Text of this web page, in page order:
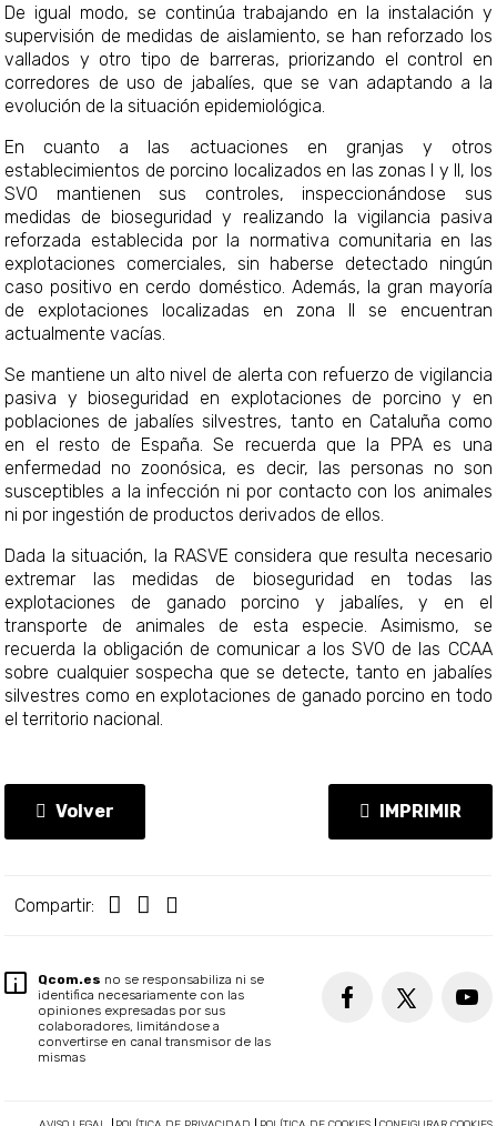
De igual modo, se continúa trabajando en la instalación y
supervisión de medidas de aislamiento, se han reforzado los
vallados y otro tipo de barreras, priorizando el control en
corredores de uso de jabalíes, que se van adaptando a la
evolución de la situación epidemiológica.
En cuanto a las actuaciones en granjas y otros
establecimientos de porcino localizados en las zonas I y II, los
SVO mantienen sus controles, inspeccionándose sus
medidas de bioseguridad y realizando la vigilancia pasiva
reforzada establecida por la normativa comunitaria en las
explotaciones comerciales, sin haberse detectado ningún
caso positivo en cerdo doméstico. Además, la gran mayoría
de explotaciones localizadas en zona II se encuentran
actualmente vacías.
Se mantiene un alto nivel de alerta con refuerzo de vigilancia
pasiva y bioseguridad en explotaciones de porcino y en
poblaciones de jabalíes silvestres, tanto en Cataluña como
en el resto de España. Se recuerda que la PPA es una
enfermedad no zoonósica, es decir, las personas no son
susceptibles a la infección ni por contacto con los animales
ni por ingestión de productos derivados de ellos.
Dada la situación, la RASVE considera que resulta necesario
extremar las medidas de bioseguridad en todas las
explotaciones de ganado porcino y jabalíes, y en el
transporte de animales de esta especie. Asimismo, se
recuerda la obligación de comunicar a los SVO de las CCAA
sobre cualquier sospecha que se detecte, tanto en jabalíes
silvestres como en explotaciones de ganado porcino en todo
el territorio nacional.
Volver IMPRIMIR
Compartir:
Qcom.es no se responsabiliza ni se
identifica necesariamente con las
opiniones expresadas por sus
colaboradores, limitándose a
convertirse en canal transmisor de las
mismas